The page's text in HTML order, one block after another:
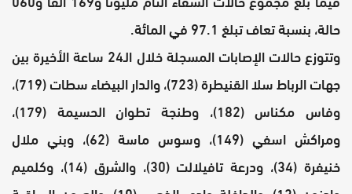
حالة، بنسبة تعاف تبلغ 97.1 في المائة.
وتتوزع حالات الإصابات المسجلة خلال الـ24 ساعة الأخيرة بين
جهات الرباط سلا القنيطرة (723)، والدار البيضاء سطات (719)،
وفاس مكناس (182)، وطنجة تطوان الحسيمة (179)،
ومراكش اسفي (149)، وسوس ماسة (62)، وبني ملال
خنيفرة (34)، ودرعة تافيلالت (30)، والشرق (14)، وكلميم